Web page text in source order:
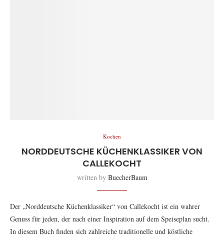
Kochen
NORDDEUTSCHE KÜCHENKLASSIKER VON
CALLEKOCHT
written by BuecherBaum
Der „Norddeutsche Küchenklassiker“ von Callekocht ist ein wahrer
Genuss für jeden, der nach einer Inspiration auf dem Speiseplan sucht.
In diesem Buch finden sich zahlreiche traditionelle und köstliche